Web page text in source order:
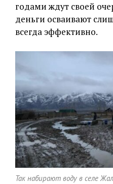
годами ждут своей
деньги осваивают
всегда эффективно.
Так набирают воду в селе